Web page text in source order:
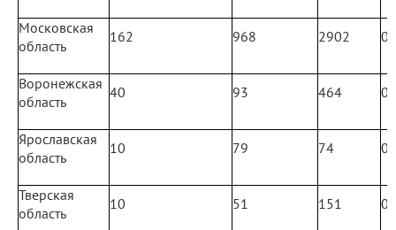
Московская
область
162 968 2902 0
Воронежская
область
40 93 464 0
Ярославская
область
10 79 74 0
Тверская
область
10 51 151 0